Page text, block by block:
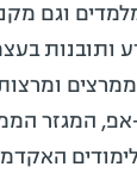
וגם
ותובנות
ומרצות
המגזר